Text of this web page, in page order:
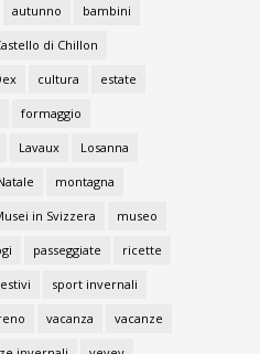
autunno bambini
di Chillon
cultura estate
formaggio
Lavaux Losanna
montagna
in Svizzera museo
passeggiate ricette
sport invernali
vacanza vacanze